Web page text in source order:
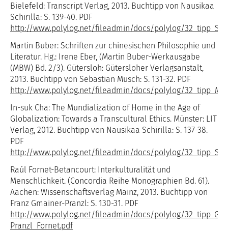
Bielefeld: Transcript Verlag, 2013. Buchtipp von Nausikaa
Schirilla: S. 139-40. PDF
http://www.polylog.net/fileadmin/docs/polylog/
Martin Buber: Schriften zur chinesischen Philosophie und
Literatur. Hg.: Irene Eber, (Martin Buber-Werkausgabe
(MBW) Bd. 2/3). Gütersloh: Gütersloher Verlagsanstalt,
2013. Buchtipp von Sebastian Musch: S. 131-32. PDF
http://www.polylog.net/fileadmin/docs/polylog/
In-suk Cha: The Mundialization of Home in the Age of
Globalization: Towards a Transcultural Ethics. Münster: LIT
Verlag, 2012. Buchtipp von Nausikaa Schirilla: S. 137-38.
PDF
http://www.polylog.net/fileadmin/docs/polylog/
Raúl Fornet-Betancourt: Interkulturalität und
Menschlichkeit. (Concordia Reihe Monographien Bd. 61).
Aachen: Wissenschaftsverlag Mainz, 2013. Buchtipp von
Franz Gmainer-Pranzl: S. 130-31. PDF
http://www.polylog.net/fileadmin/docs/polylog/
Pranzl_Fornet.pdf